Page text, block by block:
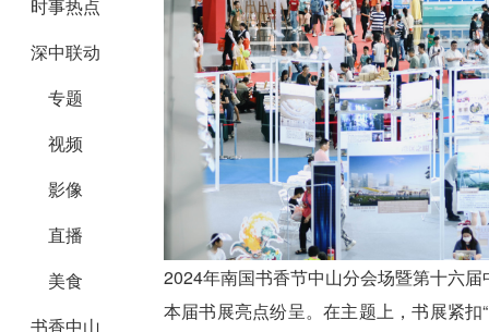
时事热点
深中联动
专题
视频
影像
直播
美食
书香中山
2024年南国书香节中山分会场暨第十六
本届书展亮点纷呈。在主题上，书展紧